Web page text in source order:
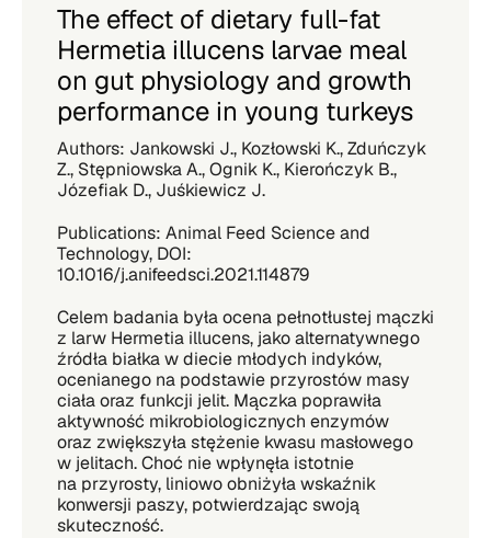
The effect of dietary full-fat
Hermetia illucens larvae meal
on gut physiology and growth
performance in young turkeys
Authors: Jankowski J., Kozłowski K., Zduńczyk
Z., Stępniowska A., Ognik K., Kierończyk B.,
Józefiak D., Juśkiewicz J.
Publications: Animal Feed Science and
Technology, DOI:
10.1016/j.anifeedsci.2021.114879
Celem badania była ocena pełnotłustej mączki
z larw Hermetia illucens, jako alternatywnego
źródła białka w diecie młodych indyków,
ocenianego na podstawie przyrostów masy
ciała oraz funkcji jelit. Mączka poprawiła
aktywność mikrobiologicznych enzymów
oraz zwiększyła stężenie kwasu masłowego
w jelitach. Choć nie wpłynęła istotnie
na przyrosty, liniowo obniżyła wskaźnik
konwersji paszy, potwierdzając swoją
skuteczność.